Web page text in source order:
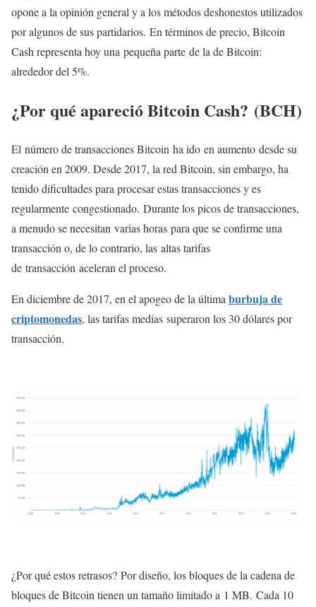
opone a la opinión general y a los métodos deshonestos utilizados
por algunos de sus partidarios. En términos de precio, Bitcoin
Cash representa hoy una pequeña parte de la de Bitcoin:
alrededor del 5%.
¿Por qué apareció Bitcoin Cash? (BCH)
El número de transacciones Bitcoin ha ido en aumento desde su
creación en 2009. Desde 2017, la red Bitcoin, sin embargo, ha
tenido dificultades para procesar estas transacciones y es
regularmente congestionado. Durante los picos de transacciones,
a menudo se necesitan varias horas para que se confirme una
transacción o, de lo contrario, las altas tarifas
de transacción aceleran el proceso.
En diciembre de 2017, en el apogeo de la última burbuja de
criptomonedas, las tarifas medias superaron los 30 dólares por
transacción.
¿Por qué estos retrasos? Por diseño, los bloques de la cadena de
bloques de Bitcoin tienen un tamaño limitado a 1 MB. Cada 10